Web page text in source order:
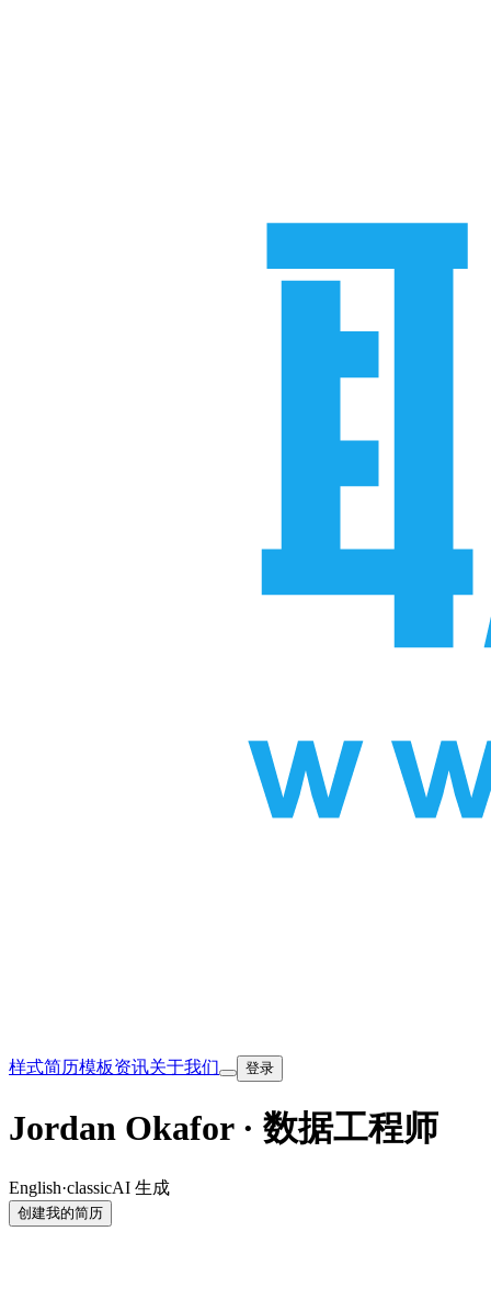
样式简历模板资讯关于我们 登录
Jordan Okafor · 数据工程师
English·classicAI 生成
创建我的简历